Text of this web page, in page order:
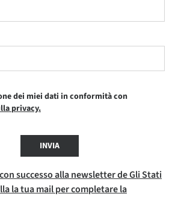
dei miei dati in conformità con
privacy.
INVIA
successo alla newsletter de Gli Stati
la tua mail per completare la